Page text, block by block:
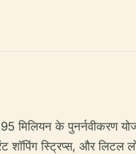
के पुनर्नवीकरण
शॉपिंग स्ट्रिप्स, और लिटल